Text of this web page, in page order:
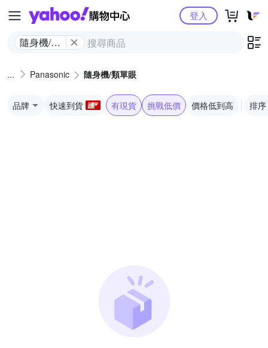
Yahoo購物中心
隨身機/類
登入
Panasonic 隨身機/類單眼
品牌 快速到貨 有現貨 挑戰低價 價格低到高 排序